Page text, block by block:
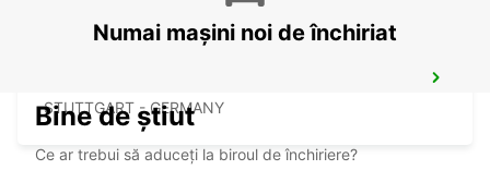
STUTTGART - GERMANY
Numai mașini noi de închiriat
Bine de știut
Ce ar trebui să aduceți la biroul de închiriere?